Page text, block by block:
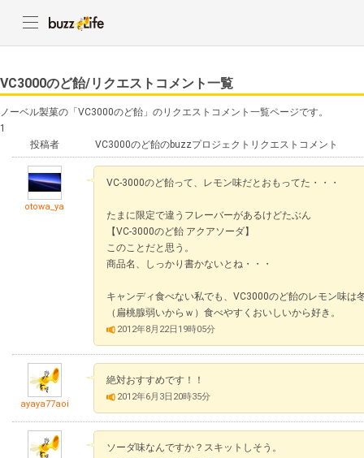
VC3000のど飴/リクエストコメント一覧
ノーベル製菓の「VC3000のど飴」のリクエストコメント一覧ページです。
1
投稿者
VC3000のど飴のbuzzプロジェクトリクエストコメント
otowa_ya
VC-3000のど飴って、レモン味だとおもってた・・・
たまに限定で違うフレーバーがあるけどたぶん
【VC-3000のど飴 アクアソーダ】
このことだと思う。
商品名、しっかり書かないとね・・・
キャンディ食べない私でも、VC3000のど飴のレモン味は
（扁桃腺弱いからｗ）食べやすくおいしいから好き。
2012年8月22日19時05分
ayaya77aoi
絶対おすすめです！！
2012年6月3日20時35分
ソーダ味なんですか？スキットしそう。